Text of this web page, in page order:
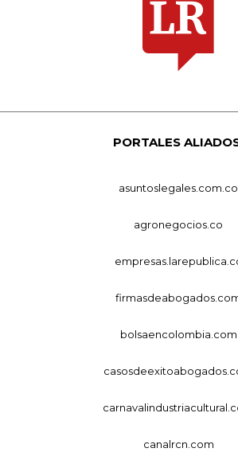
PORTALES
asuntoslegales.com.co
agronegocios.co
bolsaencolombia.com
canalrcn.com